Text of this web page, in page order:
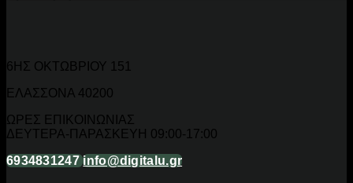
6ΗΣ ΟΚΤΩΒΡΙΟΥ 151
ΕΛΑΣΣΟΝΑ 40200
ΩΡΕΣ ΕΠΙΚΟΙΝΩΝΙΑΣ
ΔΕΥΤΕΡΑ-ΠΑΡΑΣΚΕΥΗ 09:00-17:00
6934831247 info@digitalu.gr